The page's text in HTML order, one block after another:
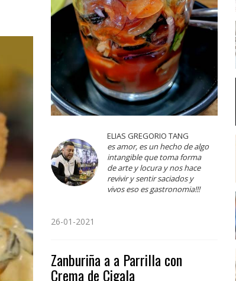
ELIAS GREGORIO TANG
es amor, es un hecho de algo
intangible que toma forma
de arte y locura y nos hace
revivir y sentir saciados y
vivos eso es gastronomia!!!
26-01-2021
Zanburiña a a Parrilla con
Crema de Cigala